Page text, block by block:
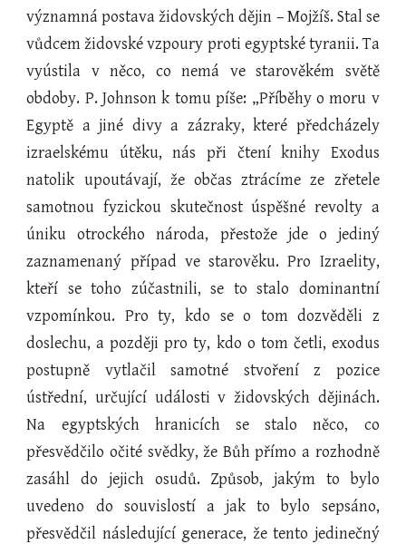
významná postava židovských dějin – Mojžíš. Stal se
vůdcem židovské vzpoury proti egyptské tyranii. Ta
vyústila v něco, co nemá ve starověkém světě
obdoby. P. Johnson k tomu píše: „Příběhy o moru v
Egyptě a jiné divy a zázraky, které předcházely
izraelskému útěku, nás při čtení knihy Exodus
natolik upoutávají, že občas ztrácíme ze zřetele
samotnou fyzickou skutečnost úspěšné revolty a
úniku otrockého národa, přestože jde o jediný
zaznamenaný případ ve starověku. Pro Izraelity,
kteří se toho zúčastnili, se to stalo dominantní
vzpomínkou. Pro ty, kdo se o tom dozvěděli z
doslechu, a později pro ty, kdo o tom četli, exodus
postupně vytlačil samotné stvoření z pozice
ústřední, určující události v židovských dějinách.
Na egyptských hranicích se stalo něco, co
přesvědčilo očité svědky, že Bůh přímo a rozhodně
zasáhl do jejich osudů. Způsob, jakým to bylo
uvedeno do souvislostí a jak to bylo sepsáno,
přesvědčil následující generace, že tento jedinečný